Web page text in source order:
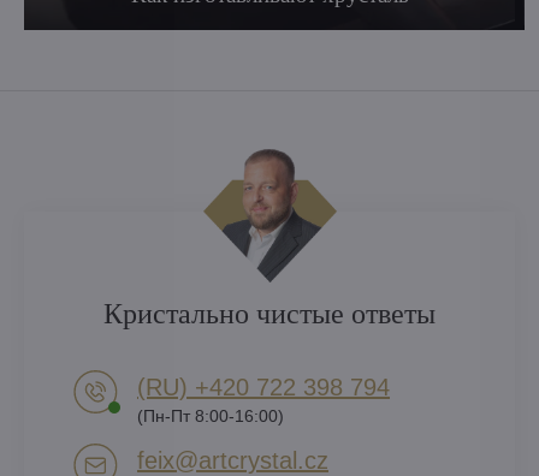
Кристально чистые ответы
(RU) +420 722 398 794​
(Пн-Пт 8:00-16:00)
feix​@artcrystal​.cz